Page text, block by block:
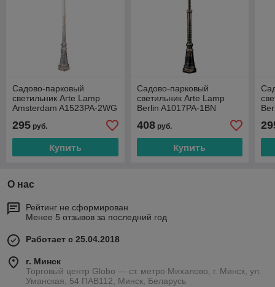
Садово-парковый
светильник Arte Lamp
Amsterdam A1523PA-2WG
295 руб.
Купить
Садово-парковый
светильник Arte Lamp
Berlin A1017PA-1BN
408руб.
Купить
О нас
Рейтинг не сформирован
Менее 5 отзывов за последний год
Работает с 25.04.2018
г. Минск
Торговый центр Globo — ст. метро Михалово, г. Минск, ул.
Уманская, 54 ПАВ112, Минск, Беларусь